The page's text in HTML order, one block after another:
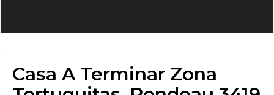
Casa A Terminar Zona